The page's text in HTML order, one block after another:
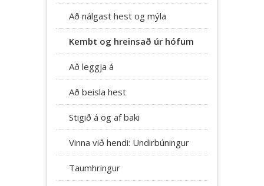
Að nálgast hest og mýla
Kembt og hreinsað úr hófum
Að leggja á
Að beisla hest
Stigið á og af baki
Vinna við hendi: Undirbúningur
Taumhringur